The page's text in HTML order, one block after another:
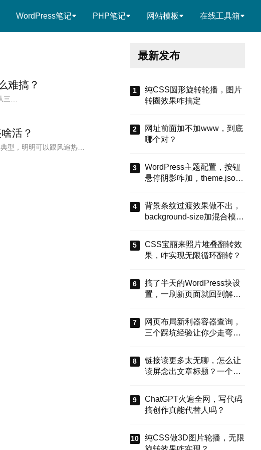
WordPress笔记 PHP笔记 网站模板 在线工具箱
难搞？
三…
活？
型，明明可以跟风追热…
最新发布
纯CSS圆形旋转轮播，图片
转圈效果咋搞定
网址前面加不加www，到底
哪个对？
WordPress主题配置，按钮
悬停阴影咋加，theme.json
背景条纹过渡效果做不出，
background-size加混合模式
CSS宝丽来照片堆叠翻转效
果，咋实现无限循环翻转？
搞了半天的WordPress块设
置，一刷新页面就回到解放
今天就来盘盘怎么把这些选
项值真正存到块属性里，让
设置不再“翻车”。
网页布局新利器容器查询，
三个踩坑经验让你少走弯
链接读更多太无聊，怎么让
读屏念出文章标题？一个属
ChatGPT火遍全网，写代码
搞创作真能代替人吗？
纯CSS做3D图片轮播，无限